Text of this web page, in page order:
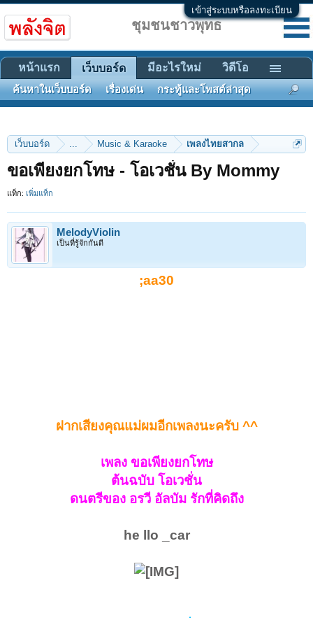
เข้าสู่ระบบหรือลงทะเบียน
เว็บบอร์ด ... Music & Karaoke เพลงไทยสากล
ขอเพียงยกโทษ - โอเวชั่น By Mommy
แท็ก: เพิ่มแท็ก
MelodyViolin
เป็นที่รู้จักกันดี
;aa30
ฝากเสียงคุณแม่ผมอีกเพลงนะครับ ^^
เพลง ขอเพียงยกโทษ
ต้นฉบับ โอเวชั่น
ดนตรีของ อรวี อัลบัม รักที่คิดถึง
he llo _car
ชุมชนชาวพุทธ
หน้าแรก เว็บบอร์ด
ค้นหาในเว็บบอร์ด เรื่องเด่น กระทู้และโพสต์ล่าสุด
มีอะไรใหม่ วิดีโอ